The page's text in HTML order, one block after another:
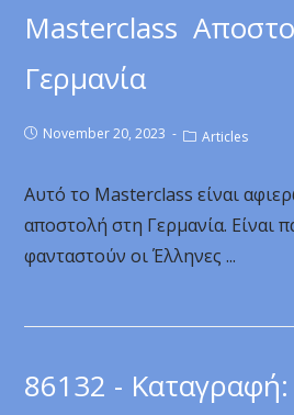
Masterclass
Γερμανία
November 20, 2023 Articles
Αυτό το Masterclass είναι
αποστολή στη Γερμανία. Είναι
φανταστούν οι Έλληνες ...
86132 -